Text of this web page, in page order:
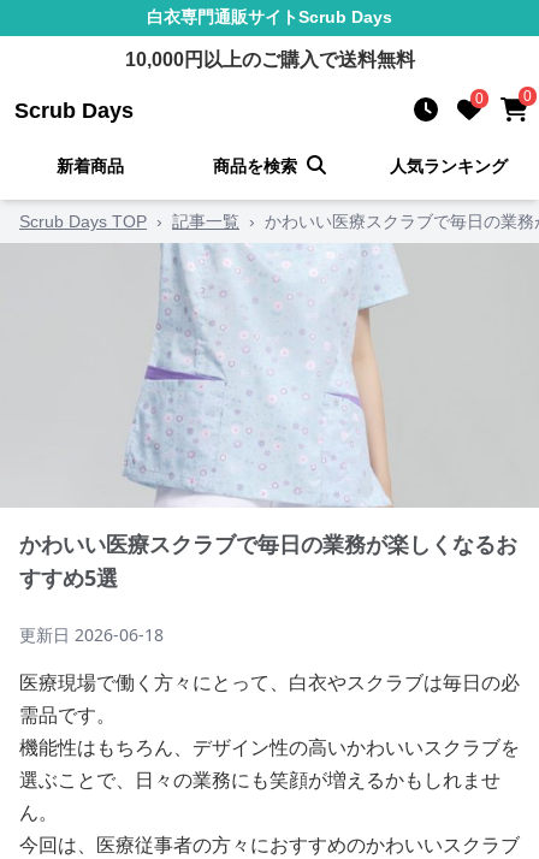
白衣専門通販サイトScrub Days
10,000円以上のご購入で送料無料
Scrub Days 0 0
新着商品 商品を検索 人気ランキング
Scrub Days TOP › 記事一覧 › かわいい医療スクラブで毎日の業
かわいい医療スクラブで毎日の業務が楽しくなるお
すすめ5選
更新日 2026-06-18
医療現場で働く方々にとって、白衣やスクラブは毎日の必
需品です。
機能性はもちろん、デザイン性の高いかわいいスクラブを
選ぶことで、日々の業務にも笑顔が増えるかもしれませ
ん。
今回は、医療従事者の方々におすすめのかわいいスクラブ